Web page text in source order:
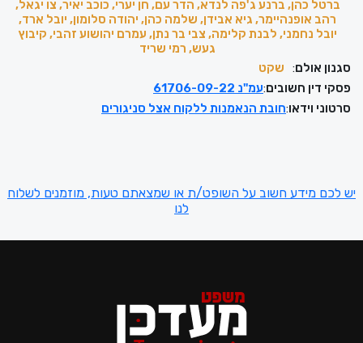
ברטל כהן, ברנע ג'פה לנדא, הדר עם, חן יערי, כוכב יאיר, צו יגאל,
רהב אופנהיימר, גיא אבידן, שלמה כהן, יהודה סלומון, יובל ארד,
יובל נחמני, לבנת קלימה, צבי בר נתן, עמרם יהושוע זהבי, קיבוץ
געש, רמי שריד
סגנון אולם:
שקט
פסקי דין חשובים:עמ"נ 61706-09-22
סרטוני וידאו:חובת הנאמנות ללקוח אצל סניגורים
יש לכם מידע חשוב על השופט/ת או שמצאתם טעות, מוזמנים לשלוח
לנו